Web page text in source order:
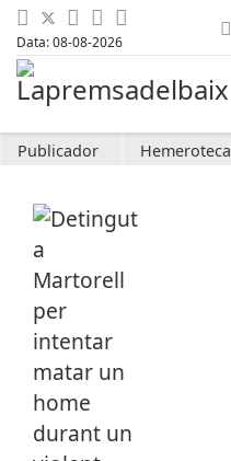
Data: 08-08-2026
Publicador Hemeroteca